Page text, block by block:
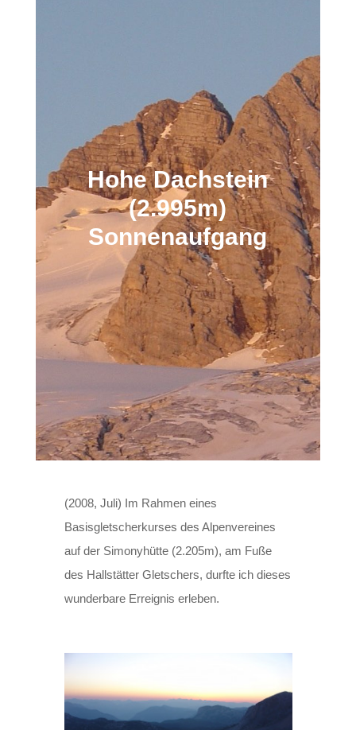
Hohe Dachstein
(2.995m)
Sonnenaufgang
(2008, Juli) Im Rahmen eines
Basisgletscherkurses des Alpenvereines
auf der Simonyhütte (2.205m), am Fuße
des Hallstätter Gletschers, durfte ich dieses
wunderbare Erreignis erleben.